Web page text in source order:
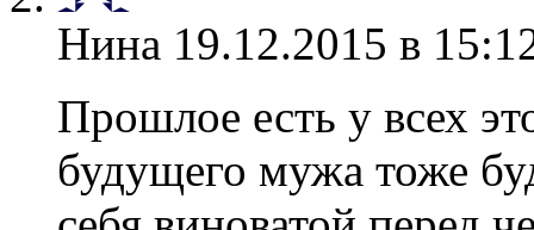
Нина 19.12.2015 в
Прошлое есть у всех
будущего мужа тоже